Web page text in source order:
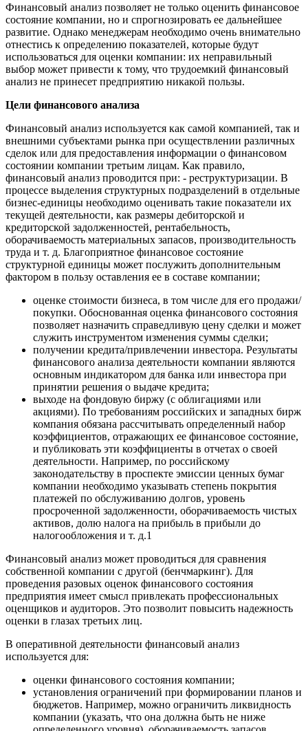
Финансовый анализ позволяет не только оценить финансовое
состояние компании, но и спрогнозировать ее дальнейшее
развитие. Однако менеджерам необходимо очень внимательно
отнестись к определению показателей, которые будут
использоваться для оценки компании: их неправильный
выбор может привести к тому, что трудоемкий финансовый
анализ не принесет предприятию никакой пользы.
Цели финансового анализа
Финансовый анализ используется как самой компанией, так и
внешними субъектами рынка при осуществлении различных
сделок или для предоставления информации о финансовом
состоянии компании третьим лицам. Как правило,
финансовый анализ проводится при: - реструктуризации. В
процессе выделения структурных подразделений в отдельные
бизнес-единицы необходимо оценивать такие показатели их
текущей деятельности, как размеры дебиторской и
кредиторской задолженностей, рентабельность,
оборачиваемость материальных запасов, производительность
труда и т. д. Благоприятное финансовое состояние
структурной единицы может послужить дополнительным
фактором в пользу оставления ее в составе компании;
оценке стоимости бизнеса, в том числе для его продажи/
покупки. Обоснованная оценка финансового состояния
позволяет назначить справедливую цену сделки и может
служить инструментом изменения суммы сделки;
получении кредита/привлечении инвестора. Результаты
финансового анализа деятельности компании являются
основным индикатором для банка или инвестора при
принятии решения о выдаче кредита;
выходе на фондовую биржу (с облигациями или
акциями). По требованиям российских и западных бирж
компания обязана рассчитывать определенный набор
коэффициентов, отражающих ее финансовое состояние,
и публиковать эти коэффициенты в отчетах о своей
деятельности. Например, по российскому
законодательству в проспекте эмиссии ценных бумаг
компании необходимо указывать степень покрытия
платежей по обслуживанию долгов, уровень
просроченной задолженности, оборачиваемость чистых
активов, долю налога на прибыль в прибыли до
налогообложения и т. д.1
Финансовый анализ может проводиться для сравнения
собственной компании с другой (бенчмаркинг). Для
проведения разовых оценок финансового состояния
предприятия имеет смысл привлекать профессиональных
оценщиков и аудиторов. Это позволит повысить надежность
оценки в глазах третьих лиц.
В оперативной деятельности финансовый анализ
используется для:
оценки финансового состояния компании;
установления ограничений при формировании планов и
бюджетов. Например, можно ограничить ликвидность
компании (указать, что она должна быть не ниже